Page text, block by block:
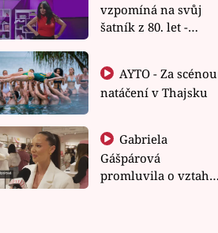
vzpomíná na svůj
šatník z 80. let -
natáčení v Thajsku
Gabriela
Gášpárová
promluvila o vztahu